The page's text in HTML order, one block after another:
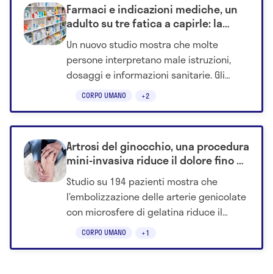
CORPO UMANO +2
Farmaci e indicazioni mediche, un
adulto su tre fatica a capirle: la
domanda che può evitare errori
Un nuovo studio mostra che molte
persone interpretano male istruzioni,
dosaggi e informazioni sanitarie. Gli
esperti invitano a comunicare in modo
CORPO UMANO +1
Artrosi del ginocchio, una procedura
mini-invasiva riduce il dolore fino a
12 mesi
Studio su 194 pazienti mostra che
l’embolizzazione delle arterie genicolate
con microsfere di gelatina riduce il
dolore da 7 a 3 in un anno, migliorando